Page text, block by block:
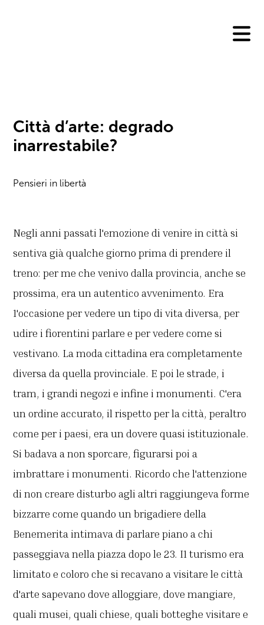
Città d’arte: degrado
inarrestabile?
Pensieri in libertà
Negli anni passati l'emozione di venire in città si
sentiva già qualche giorno prima di prendere il
treno: per me che venivo dalla provincia, anche se
prossima, era un autentico avvenimento. Era
1'occasione per vedere un tipo di vita diversa, per
udire i fiorentini parlare e per vedere come si
vestivano. La moda cittadina era completamente
diversa da quella provinciale. E poi le strade, i
tram, i grandi negozi e infine i monumenti. C'era
un ordine accurato, il rispetto per la città, peraltro
come per i paesi, era un dovere quasi istituzionale.
Si badava a non sporcare, figurarsi poi a
imbrattare i monumenti. Ricordo che l'attenzione
di non creare disturbo agli altri raggiungeva forme
bizzarre come quando un brigadiere della
Benemerita intimava di parlare piano a chi
passeggiava nella piazza dopo le 23. I1 turismo era
limitato e coloro che si recavano a visitare le città
d'arte sapevano dove alloggiare, dove mangiare,
quali musei, quali chiese, quali botteghe visitare e